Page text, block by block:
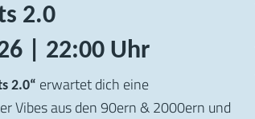
2.0
| 22:00 Uhr
2.0“ erwartet dich eine
Vibes aus den 90ern & 2000ern und